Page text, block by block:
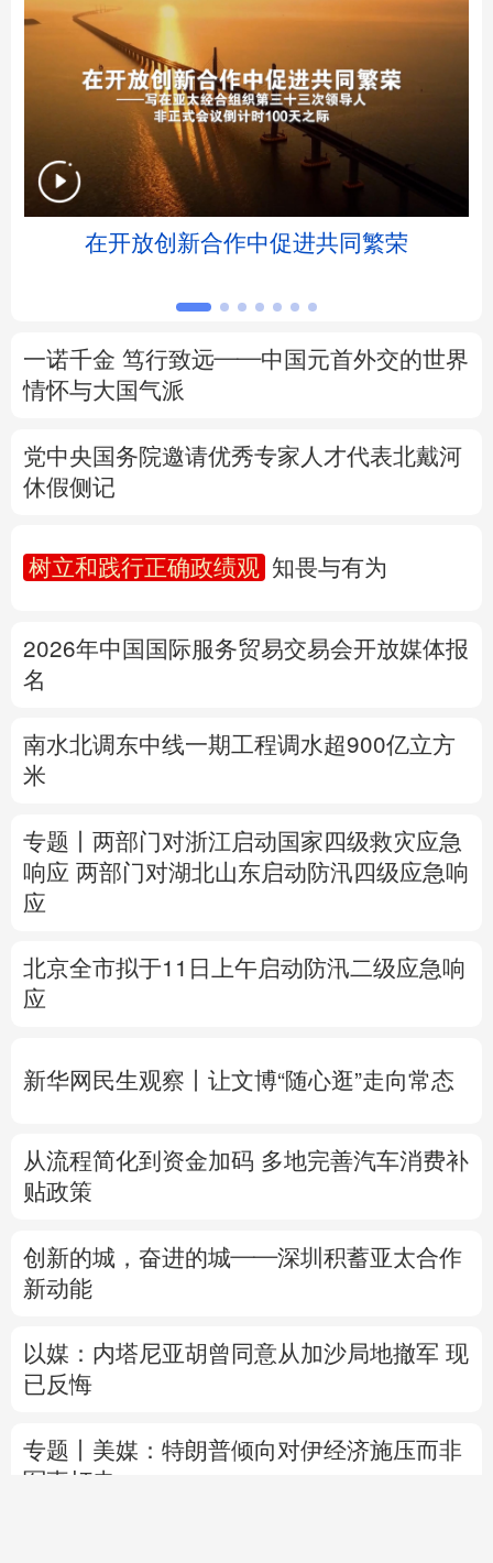
地方频道
天津 河北
辽宁 吉林 江苏
浙江 安徽 福建 江西
广东 广西 海南 重庆
陕西 甘肃 青海 宁夏
Русский язык 日本語 한국어
Deutsch
在开放创新合作中促进共同繁荣
一诺千金 笃行致远——中国元首外交的世界
情怀与大国气派
党中央国务院邀请优秀专家人才代表北戴河
休假侧记
树立和践行正确政绩观 知畏与有为
2026年中国国际服务贸易交易会开放媒体报
名
南水北调东中线一期工程调水超900亿立方
米
专题丨 两部门对浙江启动国家四级救灾应急
响应 两部门对湖北山东启动防汛四级应急响
应
北京全市拟于11日上午启动防汛二级应急响
应
新华网民生观察丨 让文博“随心逛”走向常态
从流程简化到资金加码 多地完善汽车消费补
贴政策
创新的城，奋进的城——深圳积蓄亚太合作
新动能
以媒：内塔尼亚胡曾同意从加沙局地撤军 现
已反悔
专题丨 美媒：特朗普倾向对伊经济施压而非
军事打击